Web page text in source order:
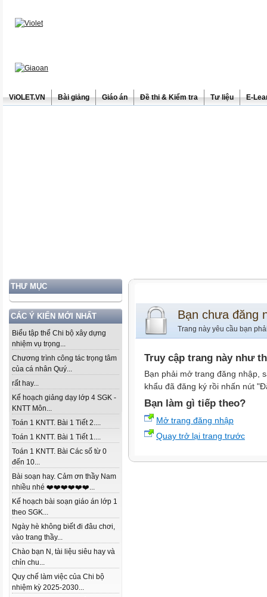
ViOLET.VN Bài giảng Giáo án Đề thi & Kiểm tra Tư liệu E-
THƯ MỤC
CÁC Ý KIẾN MỚI NHẤT
Biểu tập thể Chi bộ xây dựng
nhiệm vụ trọng...
Chương trình công tác trọng tâm
của cá nhân Quý...
rất hay...
Kế hoạch giảng dạy lớp 4 SGK -
KNTT Môn...
Toán 1 KNTT. Bài 1 Tiết 2....
Toán 1 KNTT. Bài 1 Tiết 1....
Toán 1 KNTT. Bài Các số từ 0
đến 10...
Bài soạn hay. Cảm ơn thầy Nam
nhiều nhé ❤️❤️❤️❤️❤️❤️...
Kế hoạch bài soạn giáo án lớp 1
theo SGK...
Ngày hè không biết đi đâu chơi,
vào trang thầy...
Chào bạn N, tài liệu siêu hay và
chỉn chu...
Quy chế làm việc của Chi bộ
nhiệm kỳ 2025-2030...
Bạn chưa đăng
Trang này yêu cầu bạn
Truy cập trang này như
Bạn phải mở trang đăng nhập,
khẩu đã đăng ký rồi nhấn nút
Bạn làm gì tiếp theo?
Mở trang đăng nhập
Quay trở lại trang trước